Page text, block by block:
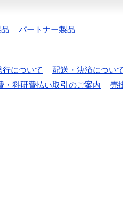
パートナー製品
行について 配送・決済につい
・科研費払い取引のご案内 売